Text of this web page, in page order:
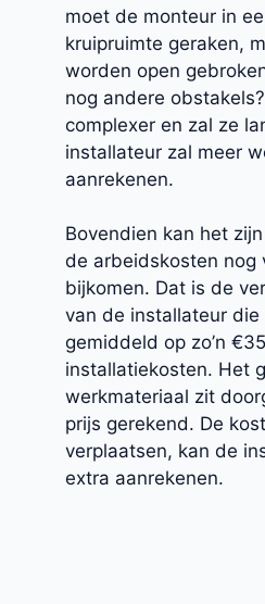
moet de monteur in
kruipruimte geraken,
worden open
nog andere
complexer en zal ze
installateur zal meer
aanrekenen.
Bovendien kan het
de arbeidskosten nog
bijkomen. Dat is de
van de installateur die
gemiddeld op zo’n
installatiekosten. Het
werkmateriaal zit
prijs gerekend. De
verplaatsen, kan de
extra aanrekenen.